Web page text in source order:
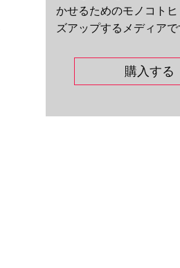
かせるためのモノコト
ズアップするメディアで
購入する